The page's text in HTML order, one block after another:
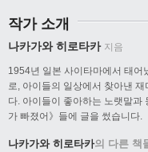
작가 소개
나카가와 히로타카 지음
1954년 일본 사이타마에서 태어
로, 아이들의 일상에서 찾아낸
다. 아이들이 좋아하는 노랫말과
가 빠졌어》들에 글을 썼습니다.
나카가와 히로타카의 다른 책